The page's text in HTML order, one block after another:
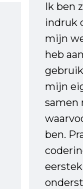
Ik ben
indruk
mijn
heb
mijn
samen
ben.